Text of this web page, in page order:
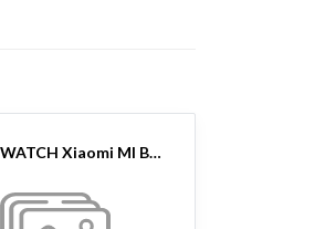
SMART WATCH Xiaomi MI BAND 5 Black